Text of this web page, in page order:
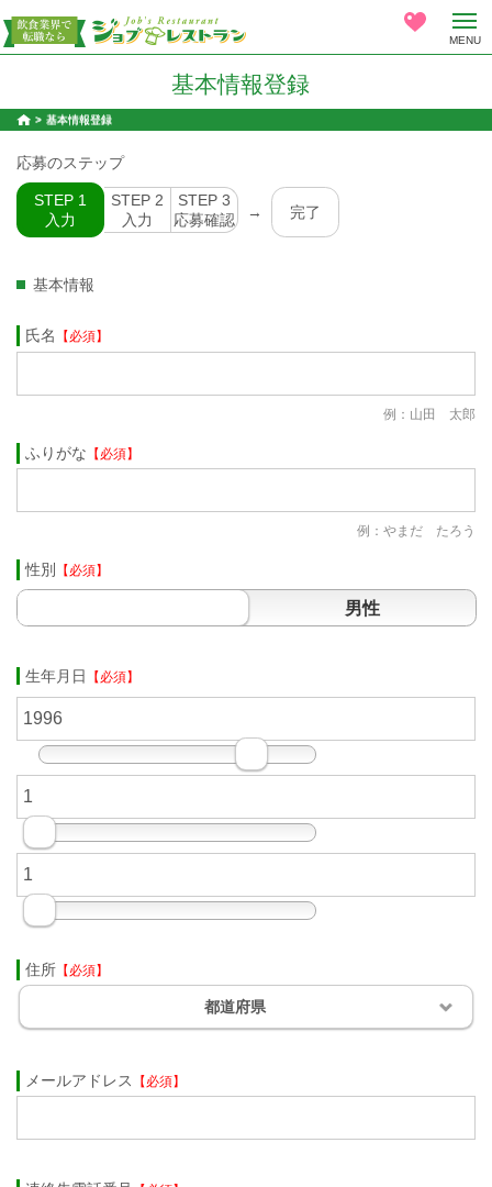
MENU
基本情報登録
基本情報登録
応募のステップ
STEP 1
入力
STEP 2
入力
STEP 3
応募確認
→ 完了
基本情報
氏名 【必須】
例：山田 太郎
ふりがな 【必須】
例：やまだ たろう
性別 【必須】
男性
生年月日 【必須】
住所 【必須】
都道府県
メールアドレス 【必須】